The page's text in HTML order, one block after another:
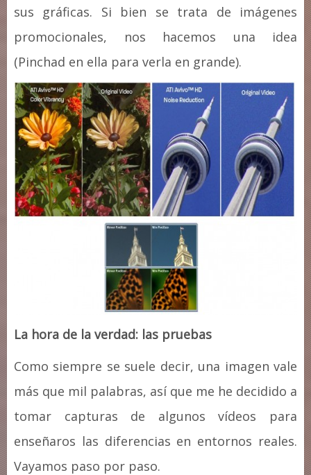
sus gráficas. Si bien se trata de imágenes
promocionales, nos hacemos una idea
(Pinchad en ella para verla en grande).
La hora de la verdad: las pruebas
Como siempre se suele decir, una imagen vale
más que mil palabras, así que me he decidido a
tomar capturas de algunos vídeos para
enseñaros las diferencias en entornos reales.
Vayamos paso por paso.